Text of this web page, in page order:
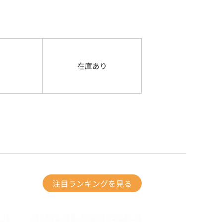
在庫あり
注目ランキングを見る